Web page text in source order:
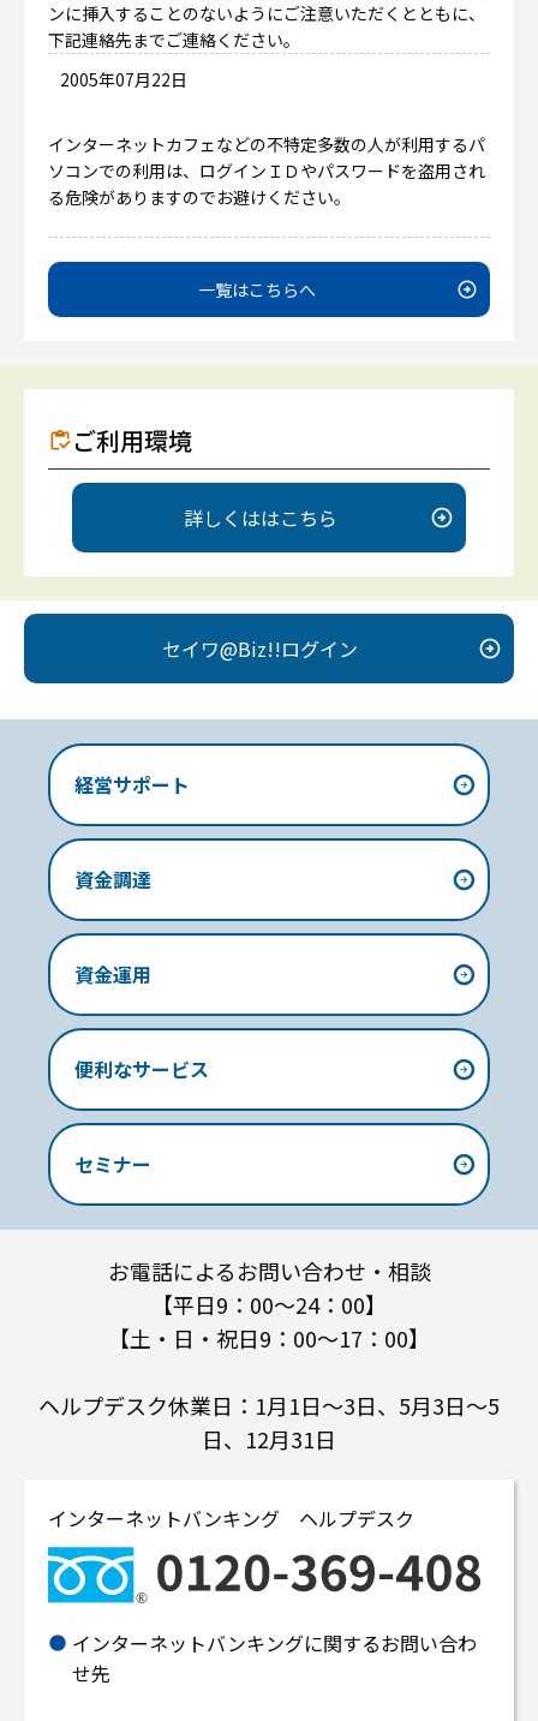
ンに挿入することのないようにご注意いただくとともに、
下記連絡先までご連絡ください。
2005年07月22日
インターネットカフェなどの不特定多数の人が利用するパ
ソコンでの利用は、ログインＩＤやパスワードを盗用され
る危険がありますのでお避けください。
一覧はこちらへ
ご利用環境
詳しくははこちら
セイワ@Biz!!ログイン
経営サポート
資金調達
資金運用
便利なサービス
セミナー
お電話によるお問い合わせ・相談
【平日9：00～24：00】
【土・日・祝日9：00～17：00】
ヘルプデスク休業日：1月1日～3日、5月3日～5
日、12月31日
インターネットバンキング ヘルプデスク
インターネットバンキングに関するお問い合わ
せ先